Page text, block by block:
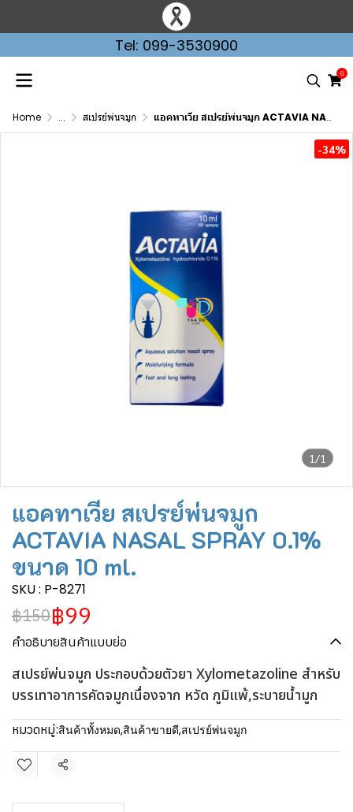
Tel: 099-3530900
0
Home ... สเปรย์พ่นจมูก แอคทาเวีย สเปรย์พ่นจมูก ACTAVIA NASAL SPRAY 0.1% ขนาด 10 ml.
1/1
-34%
แอคทาเวีย สเปรย์พ่นจมูก
ACTAVIA NASAL SPRAY 0.1%
ขนาด 10 ml.
SKU : P-8271
฿150฿99
คำอธิบายสินค้าแบบย่อ
สเปรย์พ่นจมูก ประกอบด้วยตัวยา Xylometazoline สำหรับ
บรรเทาอาการคัดจมูกเนื่องจาก หวัด ภูมิแพ้,ระบายน้ำมูก
หมวดหมู่:สินค้าทั้งหมด,สินค้าขายดี,สเปรย์พ่นจมูก
แชร์